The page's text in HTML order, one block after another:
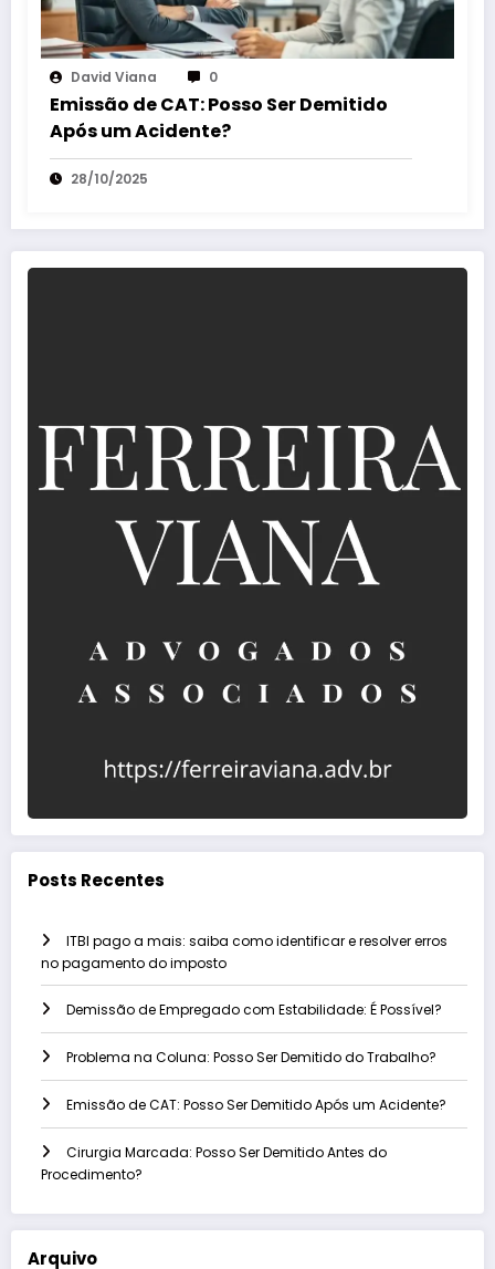
David Viana 0
Emissão de CAT: Posso Ser Demitido
Após um Acidente?
28/10/2025
Posts Recentes
ITBI pago a mais: saiba como identificar e resolver erros
no pagamento do imposto
Demissão de Empregado com Estabilidade: É Possível?
Problema na Coluna: Posso Ser Demitido do Trabalho?
Emissão de CAT: Posso Ser Demitido Após um Acidente?
Cirurgia Marcada: Posso Ser Demitido Antes do
Procedimento?
Arquivo